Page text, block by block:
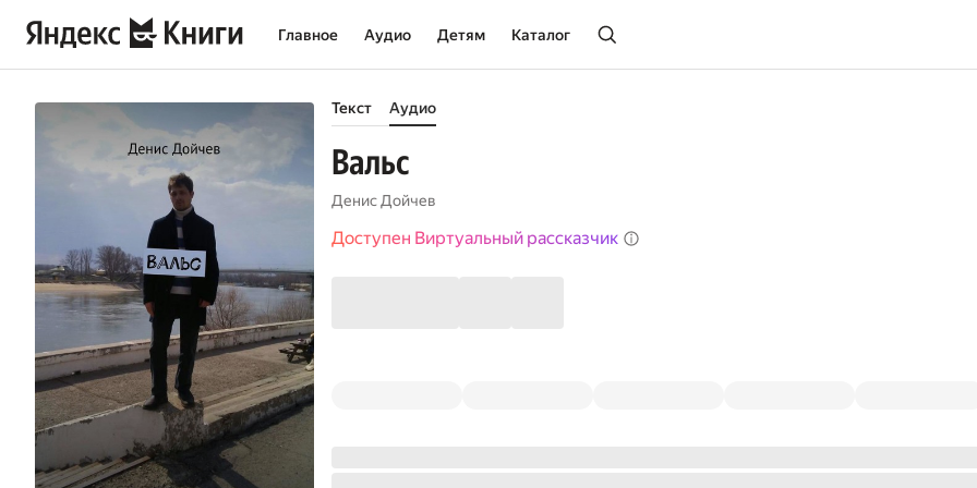
Главное Аудио Детям Каталог
Текст Аудио
Вальс
Денис Дойчев
Доступен Виртуальный рассказчик